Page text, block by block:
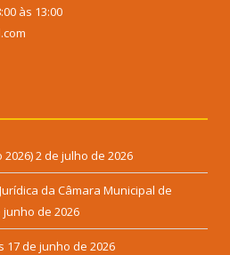
às 13:00
2026)2 de julho de 2026
da Câmara Municipal de
junho de 2026
17 de junho de 2026